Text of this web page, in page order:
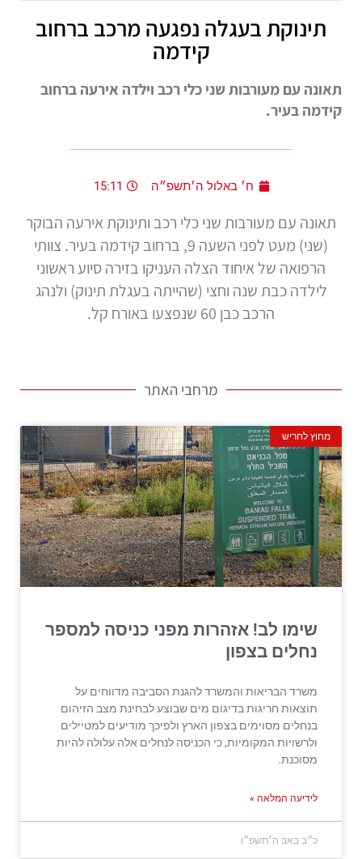
תינוקת בעגלה נפגעה מרכב ברחוב
קידמה
תאונה עם מעורבות שני כלי רכב וילדה אירעה ברחוב
קידמה בעיר.
ח׳ באלול ה׳תשפ״ה 15:11
תאונה עם מעורבות שני כלי רכב ותינוקת אירעה הבוקר
(שני) מעט לפני השעה 9, ברחוב קידמה בעיר. צוותי
הרפואה של איחוד הצלה העניקו בזירה סיוע ראשוני
לילדה כבת שנה וחצי (שהייתה בעגלת תינוק) ולנהג
הרכב כבן 60 שנפצעו באורח קל.
מרחבי האתר
מחוץ לחריש
שימו לב! אזהרות מפני כניסה למספר
נחלים בצפון
משרד הבריאות והמשרד להגנת הסביבה מדווחים על
תוצאות חריגות בדיגום מים שבוצע לבחינת מצב הזיהום
בנחלים מסוימים בצפון הארץ ולפיכך מודיעים למטיילים
ולרשויות המקומיות, כי הכניסה לנחלים אלה עלולה להיות
מסוכנת.
לידיעה המלאה »
כ״ב באב ה׳תשפ״ו